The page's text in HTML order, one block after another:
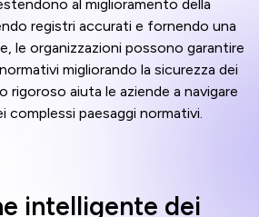
al miglioramento della
registri accurati e fornendo una
le organizzazioni possono garantire
migliorando la sicurezza dei
aiuta le aziende a navigare
paesaggi normativi.
intelligente dei